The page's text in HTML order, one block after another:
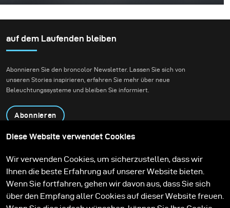
Bernatonis), einem litauischen Magier, der sowohl lokal
als auch international bekannt ist und mehrere
seine Auftritte, und mein Ziel war es, diese in ein
visuelles Bild zu übersetzen.
auf dem Laufenden bleiben
Abonnieren Sie den broncolor Newsletter. Lassen Sie sich von
unseren Stories inspirieren, erfahren Sie mehr über neue
Beleuchtungssysteme und bleiben Sie informiert.
Abonnieren
Kontakt
Technologien
Contribute to our blog
Lernen
Support
Karriere
Media Center
Diese Website verwendet Cookies
Wir verwenden Cookies, um sicherzustellen, dass wir
Ihnen die beste Erfahrung auf unserer Website bieten.
Wenn Sie fortfahren, gehen wir davon aus, dass Sie sich
über den Empfang aller Cookies auf dieser Website freuen.